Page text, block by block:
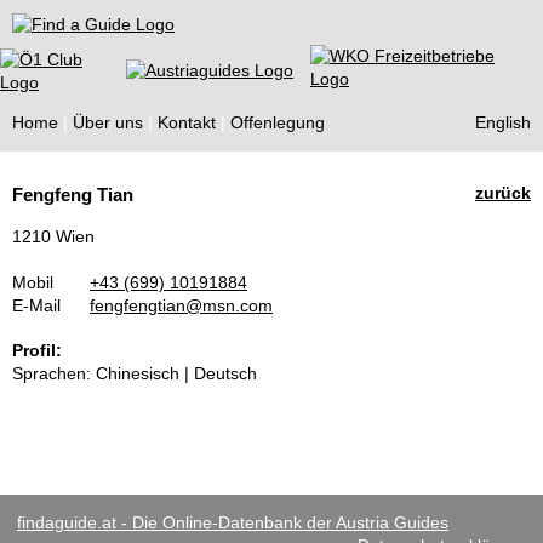
Find a Guide
Home Über uns Kontakt Offenlegung English
Guides
zurück
Fengfeng Tian
1210 Wien
Mobil
+43 (699) 10191884
E-Mail
fengfengtian@msn.com
Profil:
Sprachen: Chinesisch | Deutsch
findaguide.at - Die Online-Datenbank der Austria Guides